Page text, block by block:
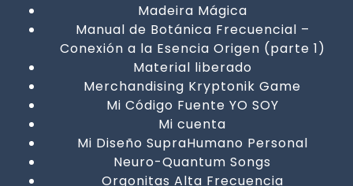
Madeira Mágica
Manual de Botánica Frecuencial –
Conexión a la Esencia Origen (parte 1)
Material liberado
Merchandising Kryptonik Game
Mi Código Fuente YO SOY
Mi cuenta
Mi Diseño SupraHumano Personal
Neuro-Quantum Songs
Orgonitas Alta Frecuencia